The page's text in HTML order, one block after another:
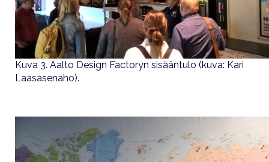
Kuva 3. Aalto Design Factoryn sisääntulo (kuva: Kari
Laasasenaho).